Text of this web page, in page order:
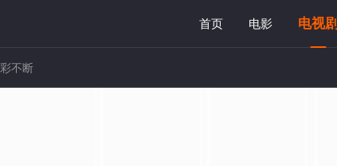
首页 电影 电视剧